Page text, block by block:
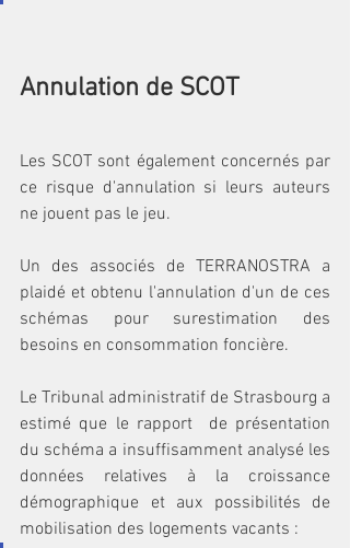
Annulation de SCOT
Les SCOT sont également concernés par
ce risque d'annulation si leurs auteurs
ne jouent pas le jeu.
Un des associés de TERRANOSTRA a
plaidé et obtenu l'annulation d'un de ces
schémas pour surestimation des
besoins en consommation foncière.
Le Tribunal administratif de Strasbourg a
estimé que le rapport  de présentation
du schéma a insuffisamment analysé les
données relatives à la croissance
démographique et aux possibilités de
mobilisation des logements vacants :